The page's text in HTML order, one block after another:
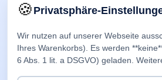
🍪Privatsphäre-
Wir nutzen auf unserer Webseite
Ihres Warenkorbs). Es werden
6 Abs. 1 lit. a DSGVO) geladen.